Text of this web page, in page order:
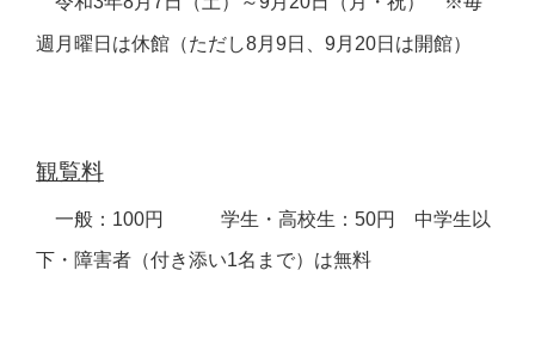
週月曜日は休館（ただし8月9日、9月20日は開館）
観覧料
一般：100円 学生・高校生：50円 中学生以
下・障害者（付き添い1名まで）は無料